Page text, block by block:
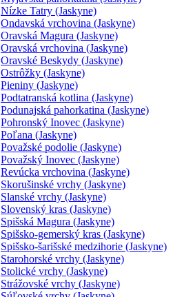
Nízke Tatry (Jaskyne)
Ondavská vrchovina (Jaskyne)
Oravská Magura (Jaskyne)
Oravská vrchovina (Jaskyne)
Oravské Beskydy (Jaskyne)
Ostrôžky (Jaskyne)
Pieniny (Jaskyne)
Podtatranská kotlina (Jaskyne)
Podunajská pahorkatina (Jaskyne)
Pohronský Inovec (Jaskyne)
Poľana (Jaskyne)
Považské podolie (Jaskyne)
Považský Inovec (Jaskyne)
Revúcka vrchovina (Jaskyne)
Skorušinské vrchy (Jaskyne)
Slanské vrchy (Jaskyne)
Slovenský kras (Jaskyne)
Spišská Magura (Jaskyne)
Spišsko-gemerský kras (Jaskyne)
Spišsko-šarišské medzihorie (Jaskyne)
Starohorské vrchy (Jaskyne)
Stolické vrchy (Jaskyne)
Strážovské vrchy (Jaskyne)